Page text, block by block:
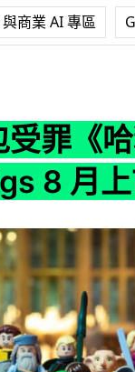
與商業 AI 專區
罪《哈
8 月